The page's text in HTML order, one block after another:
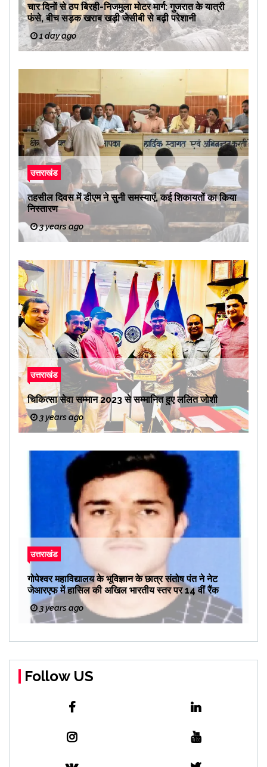
चार दिनों से ठप बिरही-निजमुला मोटर मार्ग: गुजरात के यात्री
फंसे, बीच सड़क खराब खड़ी जेसीबी से बढ़ी परेशानी
1 day ago
उत्तराखंड
तहसील दिवस में डीएम ने सुनी समस्याएं, कई शिकायतों का किया
निस्तारण
3 years ago
उत्तराखंड
चिकित्सा सेवा सम्मान 2023 से सम्मानित हुए ललित जोशी
3 years ago
उत्तराखंड
गोपेश्वर महाविद्यालय के भूविज्ञान के छात्र संतोष पंत ने नेट
जेआरएफ में हासिल की अखिल भारतीय स्तर पर 14 वीं रैंक
3 years ago
Follow US